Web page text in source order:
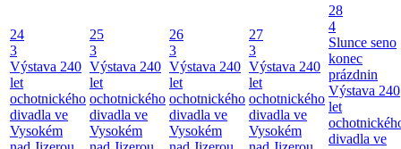
24
3
Výstava 240
let
ochotnického
divadla ve
Vysokém
25
3
Výstava 240
let
ochotnického
divadla ve
Vysokém
26
3
Výstava 240
let
ochotnického
divadla ve
Vysokém
27
3
Výstava 240
let
ochotnického
divadla ve
Vysokém
28
4
Slunce seno
konec
prázdnin
Výstava 240
let
divadla ve